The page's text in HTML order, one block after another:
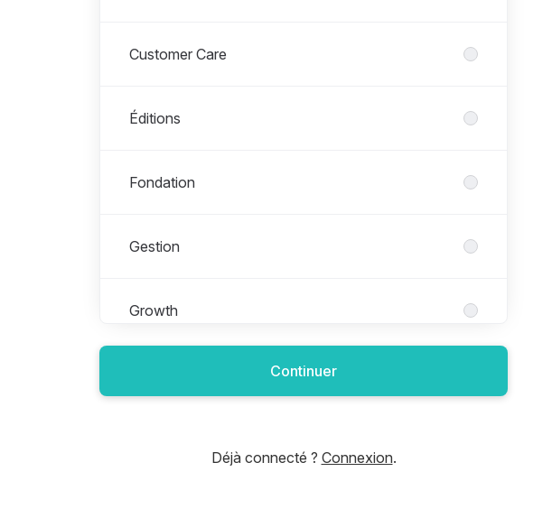
Customer Care
Éditions
Fondation
Gestion
Growth
Continuer
Déjà connecté ? Connexion.